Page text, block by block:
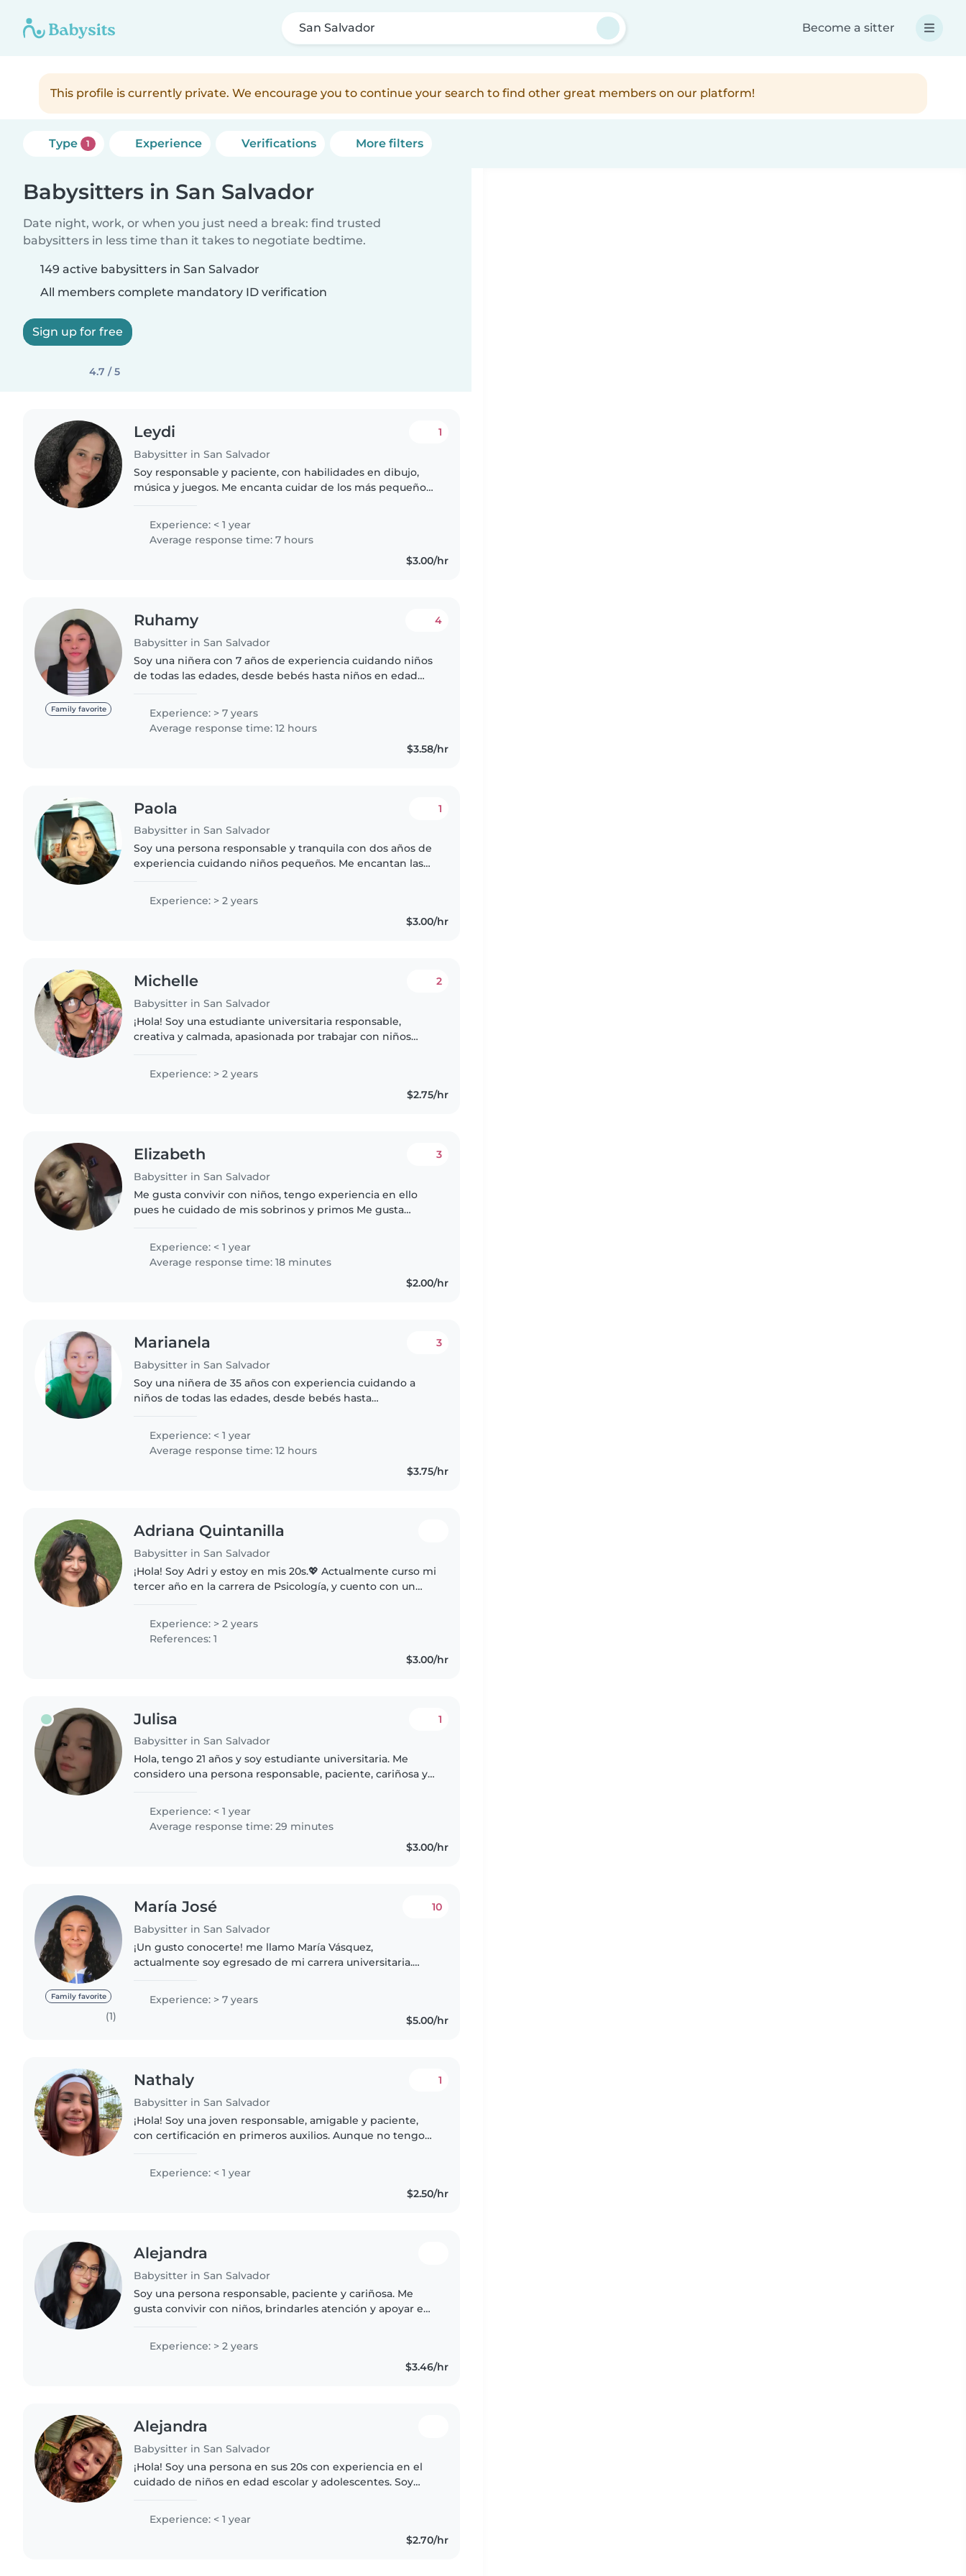
San Salvador Become a sitter
This profile is currently private. We encourage you to continue your search to find other great members on our platform!
Type 1 Experience Verifications More filters
Babysitters in San Salvador
Date night, work, or when you just need a break: find trusted
babysitters in less time than it takes to negotiate bedtime.
149 active babysitters in San Salvador
All members complete mandatory ID verification
Sign up for free
4.7 / 5
Leydi
Babysitter in San Salvador
1
Soy responsable y paciente, con habilidades en dibujo,
música y juegos. Me encanta cuidar de los más pequeños
dispuesto/a a..
Experience: < 1 year
Average response time: 7 hours
$3.00/hr
Family favorite
Ruhamy
Babysitter in San Salvador
4
Soy una niñera con 7 años de experiencia cuidando niños
de todas las edades, desde bebés hasta niños en edad
Experience: > 7 years
Average response time: 12 hours
$3.58/hr
Paola
Babysitter in San Salvador
1
Soy una persona responsable y tranquila con dos años de
experiencia cuidando niños pequeños. Me encantan las
peques entretenidos...
Experience: > 2 years
$3.00/hr
Michelle
Babysitter in San Salvador
2
¡Hola! Soy una estudiante universitaria responsable,
creativa y calmada, apasionada por trabajar con niños
habilidades como..
Experience: > 2 years
$2.75/hr
Elizabeth
Babysitter in San Salvador
3
Me gusta convivir con niños, tengo experiencia en ello
pues he cuidado de mis sobrinos y primos Me gusta
experiencias hacer actividades..
Experience: < 1 year
Average response time: 18 minutes
$2.00/hr
Marianela
Babysitter in San Salvador
3
Soy una niñera de 35 años con experiencia cuidando a
niños de todas las edades, desde bebés hasta
habilidades en dibujo, lectura,..
Experience: < 1 year
Average response time: 12 hours
$3.75/hr
Adriana Quintanilla
Babysitter in San Salvador
¡Hola! Soy Adri y estoy en mis 20s.💖 Actualmente curso mi
tercer año en la carrera de Psicología, y cuento con un
Experience: > 2 years
References: 1
$3.00/hr
Julisa
Babysitter in San Salvador
1
Hola, tengo 21 años y soy estudiante universitaria. Me
considero una persona responsable, paciente, cariñosa y
contribuir a que..
Experience: < 1 year
Average response time: 29 minutes
$3.00/hr
Family favorite
(1)
María José
Babysitter in San Salvador
10
¡Un gusto conocerte! me llamo María Vásquez,
actualmente soy egresado de mi carrera universitaria.
ellos por lo que me gusta cuidar..
Experience: > 7 years
$5.00/hr
Nathaly
Babysitter in San Salvador
1
¡Hola! Soy una joven responsable, amigable y paciente,
con certificación en primeros auxilios. Aunque no tengo
encanta trabajar..
Experience: < 1 year
$2.50/hr
Alejandra
Babysitter in San Salvador
Soy una persona responsable, paciente y cariñosa. Me
gusta convivir con niños, brindarles atención y apoyar en
y comprometida..
Experience: > 2 years
$3.46/hr
Alejandra
Babysitter in San Salvador
¡Hola! Soy una persona en sus 20s con experiencia en el
cuidado de niños en edad escolar y adolescentes. Soy
Experience: < 1 year
$2.70/hr